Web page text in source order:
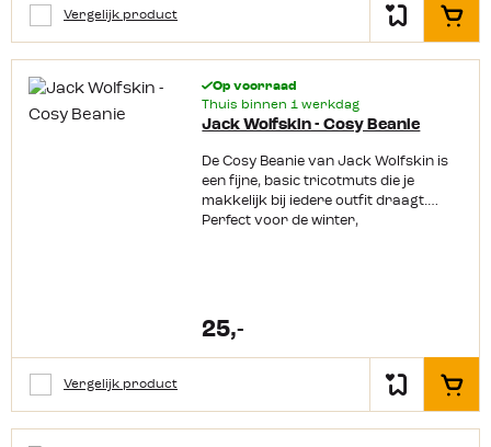
polyester, 11% polyamide, 6%
wol, 3% elastaanMet brede
omslagUniseks
Vergelijk product In het
Op voorraad
Thuis binnen 1 werkdag
Jack Wolfskin - Cosy Beanie
De Cosy Beanie van Jack Wolfskin is
een fijne, basic tricotmuts die je
makkelijk bij iedere outfit draagt.
Perfect voor de winter,
hem het liefst de hele dag op
zou willen houden.
Productkenmerken: Basic, lichte
tricotmutsMateriaal: 53% viscose, 27%
polyester, 20% polyamideGeschikt
25,-
Vergelijk product In het